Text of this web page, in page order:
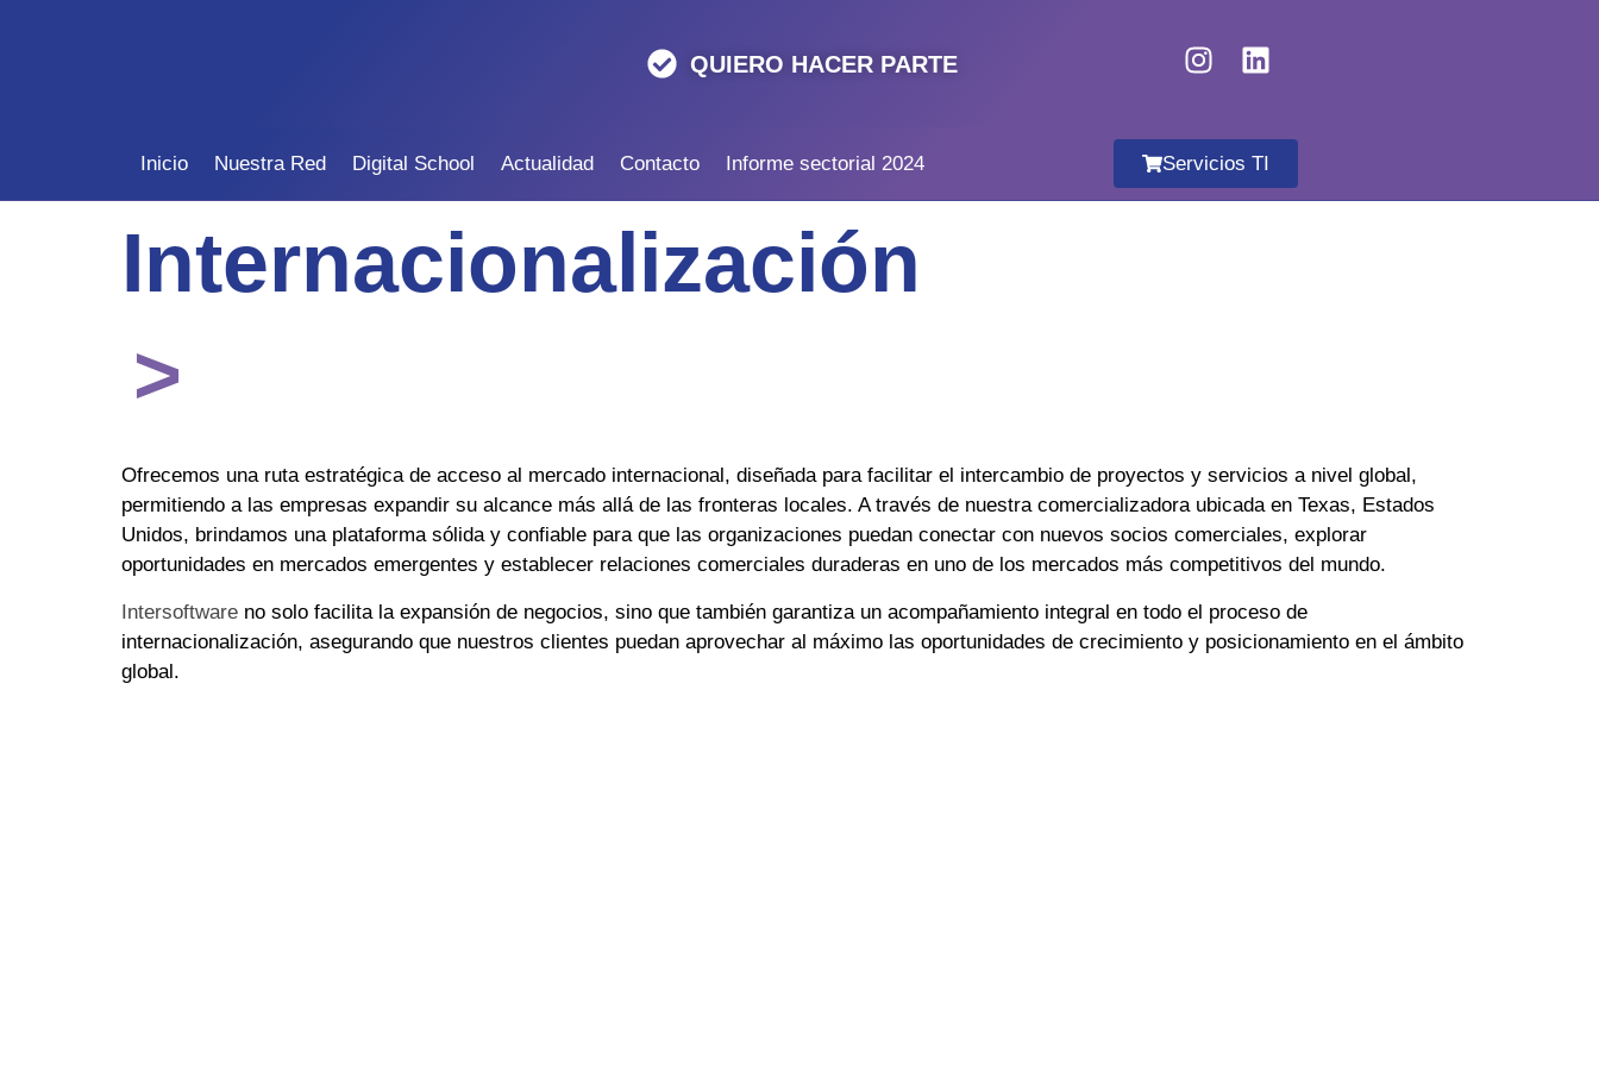
QUIERO HACER PARTE
Inicio Nuestra Red Digital School Actualidad Contacto Informe sectorial 2024 Servicios TI
Internacionalización
>
Ofrecemos una ruta estratégica de acceso al mercado internacional, diseñada para facilitar el intercambio de proyectos y servicios a nivel global,
permitiendo a las empresas expandir su alcance más allá de las fronteras locales. A través de nuestra comercializadora ubicada en Texas, Estados
Unidos, brindamos una plataforma sólida y confiable para que las organizaciones puedan conectar con nuevos socios comerciales, explorar
oportunidades en mercados emergentes y establecer relaciones comerciales duraderas en uno de los mercados más competitivos del mundo.
Intersoftware no solo facilita la expansión de negocios, sino que también garantiza un acompañamiento integral en todo el proceso de
internacionalización, asegurando que nuestros clientes puedan aprovechar al máximo las oportunidades de crecimiento y posicionamiento en el ámbito
global.